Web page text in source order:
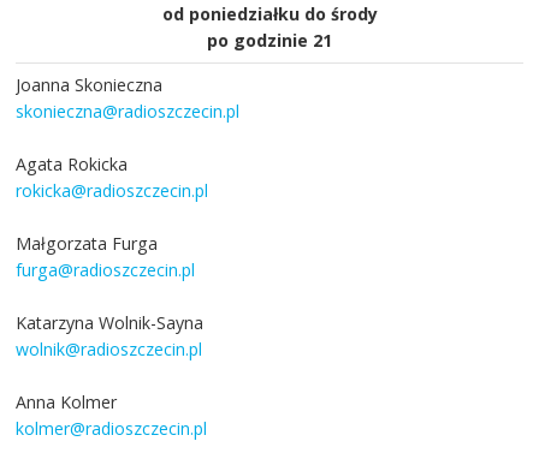
od poniedziałku do środy
po godzinie 21
Joanna Skonieczna
skonieczna@radioszczecin.pl
Agata Rokicka
rokicka@radioszczecin.pl
Małgorzata Furga
furga@radioszczecin.pl
Katarzyna Wolnik-Sayna
wolnik@radioszczecin.pl
Anna Kolmer
kolmer@radioszczecin.pl